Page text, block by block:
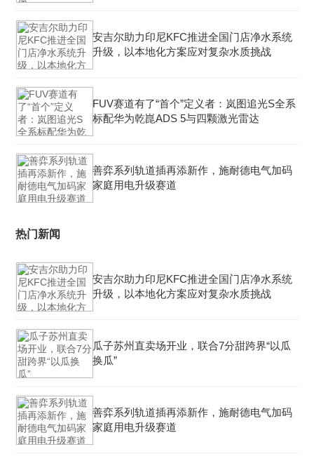
安吉尔助力印尼KFC推进全国门店净水系统
升级，以本地化方案应对复杂水质挑战
FUV赛道有了“首个”定义者：岚图追光S全系
标配华为乾崑ADS 5与四颗激光雷达
善弈系列轨道插再添新作，施耐德电气加码
家庭用电升级赛道
热门新闻
安吉尔助力印尼KFC推进全国门店净水系统
升级，以本地化方案应对复杂水质挑战
瓜子苏州直卖场开业，联合7分甜跨界“以瓜
换瓜”
善弈系列轨道插再添新作，施耐德电气加码
家庭用电升级赛道